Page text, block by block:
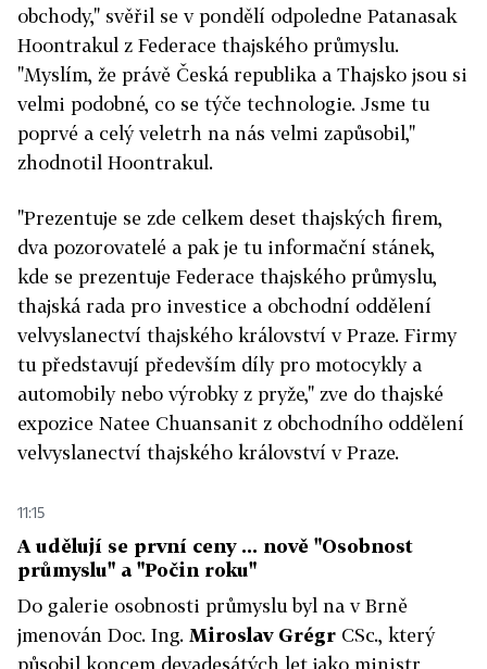
obchody," svěřil se v pondělí odpoledne Patanasak
Hoontrakul z Federace thajského průmyslu.
"Myslím, že právě Česká republika a Thajsko jsou si
velmi podobné, co se týče technologie. Jsme tu
poprvé a celý veletrh na nás velmi zapůsobil,"
zhodnotil Hoontrakul.
"Prezentuje se zde celkem deset thajských firem,
dva pozorovatelé a pak je tu informační stánek,
kde se prezentuje Federace thajského průmyslu,
thajská rada pro investice a obchodní oddělení
velvyslanectví thajského království v Praze. Firmy
tu představují především díly pro motocykly a
automobily nebo výrobky z pryže," zve do thajské
expozice Natee Chuansanit z obchodního oddělení
velvyslanectví thajského království v Praze.
11:15
A udělují se první ceny ... nově "Osobnost
průmyslu" a "Počin roku"
Do galerie osobnosti průmyslu byl na v Brně
jmenován Doc. Ing. Miroslav Grégr CSc., který
působil koncem devadesátých let jako ministr